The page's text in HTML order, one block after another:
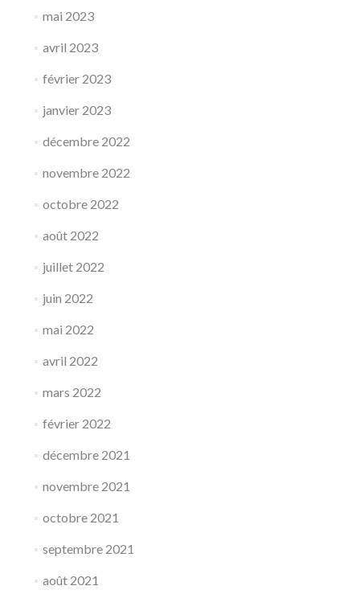
mai 2023
avril 2023
février 2023
janvier 2023
décembre 2022
novembre 2022
octobre 2022
août 2022
juillet 2022
juin 2022
mai 2022
avril 2022
mars 2022
février 2022
décembre 2021
novembre 2021
octobre 2021
septembre 2021
août 2021